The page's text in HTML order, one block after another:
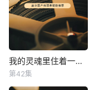
我的灵魂里住着一条龙 我的灵魂里住着一条龙
第42集